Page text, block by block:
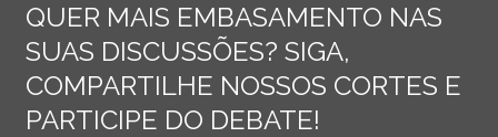
QUER MAIS EMBASAMENTO NAS
SUAS DISCUSSÕES? SIGA,
COMPARTILHE NOSSOS CORTES E
PARTICIPE DO DEBATE!